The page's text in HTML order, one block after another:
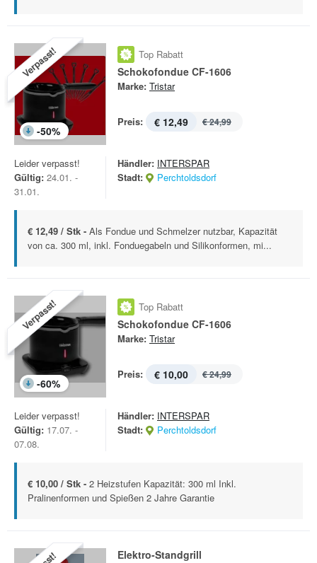
Verpasst!
-50%
Top Rabatt
Schokofondue CF-1606
Marke: Tristar
Preis: € 12,49 € 24,99
Leider verpasst!
Gültig: 24.01. -
31.01.
Händler: INTERSPAR
Stadt:
Perchtoldsdorf
€ 12,49 / Stk - Als Fondue und Schmelzer nutzbar, Kapazität
von ca. 300 ml, inkl. Fonduegabeln und Silikonformen, mi...
Verpasst!
-60%
Top Rabatt
Schokofondue CF-1606
Marke: Tristar
Preis: € 10,00 € 24,99
Leider verpasst!
Gültig: 17.07. -
07.08.
Händler: INTERSPAR
Stadt:
Perchtoldsdorf
€ 10,00 / Stk - 2 Heizstufen Kapazität: 300 ml Inkl.
Pralinenformen und Spießen 2 Jahre Garantie
Elektro-Standgrill